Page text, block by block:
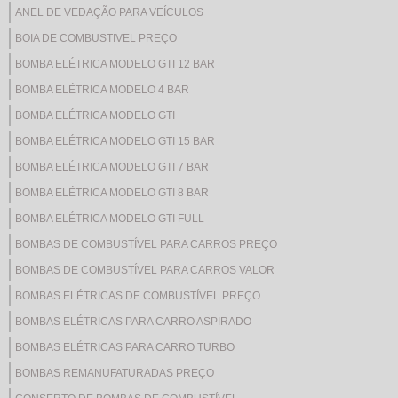
ANEL DE VEDAÇÃO PARA VEÍCULOS
BOIA DE COMBUSTIVEL PREÇO
BOMBA ELÉTRICA MODELO GTI 12 BAR
BOMBA ELÉTRICA MODELO 4 BAR
BOMBA ELÉTRICA MODELO GTI
BOMBA ELÉTRICA MODELO GTI 15 BAR
BOMBA ELÉTRICA MODELO GTI 7 BAR
BOMBA ELÉTRICA MODELO GTI 8 BAR
BOMBA ELÉTRICA MODELO GTI FULL
BOMBAS DE COMBUSTÍVEL PARA CARROS PREÇO
BOMBAS DE COMBUSTÍVEL PARA CARROS VALOR
BOMBAS ELÉTRICAS DE COMBUSTÍVEL PREÇO
BOMBAS ELÉTRICAS PARA CARRO ASPIRADO
BOMBAS ELÉTRICAS PARA CARRO TURBO
BOMBAS REMANUFATURADAS PREÇO